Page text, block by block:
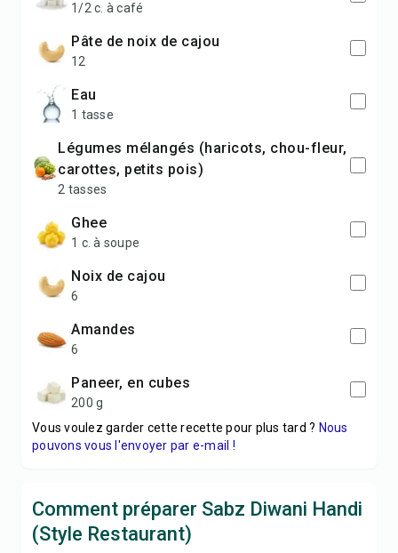
1/2 c. à café
Pâte de noix de cajou
12
Eau
1 tasse
Légumes mélangés (haricots, chou-fleur,
carottes, petits pois)
2 tasses
Ghee
1 c. à soupe
Noix de cajou
6
Amandes
6
Paneer, en cubes
200 g
Vous voulez garder cette recette pour plus tard ? Nous
pouvons vous l'envoyer par e-mail !
Comment préparer Sabz Diwani Handi
(Style Restaurant)